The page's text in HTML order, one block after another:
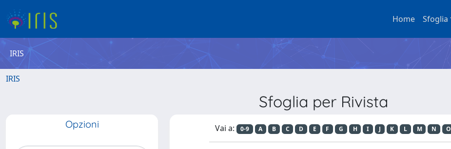
Home Sfoglia
IRIS
IRIS
Sfoglia per Rivista
Opzioni Vai a: 0-9 A B C D E F G H I J K L M N O